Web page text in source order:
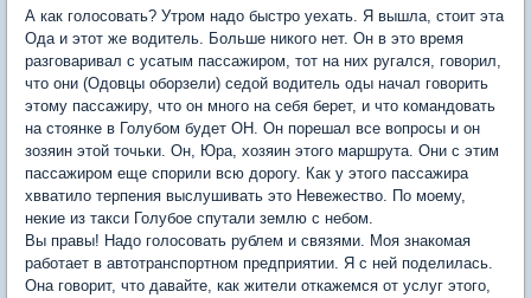
А как голосовать? Утром надо быстро уехать. Я вышла, стоит эта
Ода и этот же водитель. Больше никого нет. Он в это время
разговаривал с усатым пассажиром, тот на них ругался, говорил,
что они (Одовцы оборзели) седой водитель оды начал говорить
этому пассажиру, что он много на себя берет, и что командовать
на стоянке в Голубом будет ОН. Он порешал все вопросы и он
зозяин этой точьки. Он, Юра, хозяин этого маршрута. Они с этим
пассажиром еще спорили всю дорогу. Как у этого пассажира
хвватило терпения выслушивать это Невежество. По моему,
некие из такси Голубое спутали землю с небом.
Вы правы! Надо голосовать рублем и связями. Моя знакомая
работает в автотранспортном предприятии. Я с ней поделилась.
Она говорит, что давайте, как жители откажемся от услуг этого,